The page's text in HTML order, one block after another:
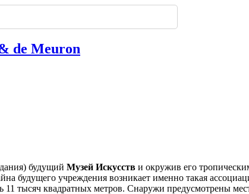
de Meuron
будущий Музей Искусств и окружив его
будущего учреждения возникает именно такая
11 тысяч квадратных метров. Снаружи предусмотрены